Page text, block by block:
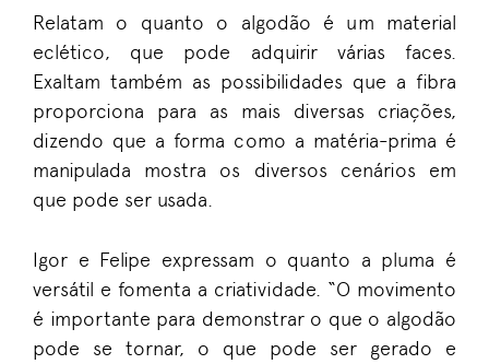
Relatam o quanto o algodão é um material
eclético, que pode adquirir várias faces.
Exaltam também as possibilidades que a fibra
proporciona para as mais diversas criações,
dizendo que a forma como a matéria-prima é
manipulada mostra os diversos cenários em
que pode ser usada.
Igor e Felipe expressam o quanto a pluma é
versátil e fomenta a criatividade. “O movimento
é importante para demonstrar o que o algodão
pode se tornar, o que pode ser gerado e